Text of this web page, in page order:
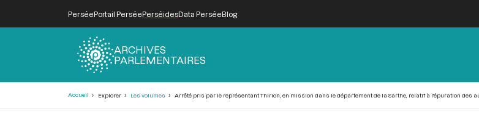
PerséePortail PerséePerséidesData PerséeBlog
ARCHIVES
PARLEMENTAIRES
Accueil Explorer Les volumes Arrêté pris par le représentant Thirion, en mission dans le département de la Sarthe, relatif à l'épuration des